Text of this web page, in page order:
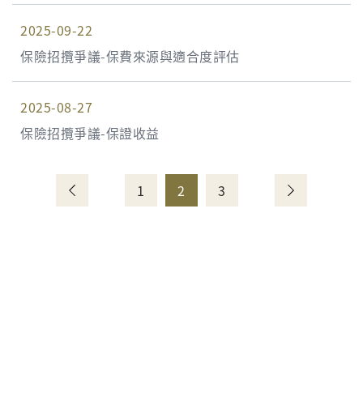
2025-09-22
保險招攬爭議-保費來源與適合度評估
2025-08-27
保險招攬爭議-保證收益
1 2 3